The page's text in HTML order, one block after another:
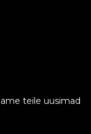
teile uusimad